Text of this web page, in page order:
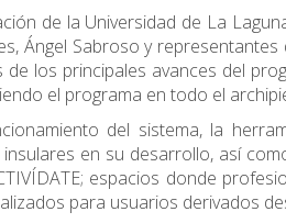
de la Universidad de La
Ángel Sabroso y representantes
los principales avances del
el programa en todo el
del sistema, la
en su desarrollo, así
espacios donde
para usuarios derivados